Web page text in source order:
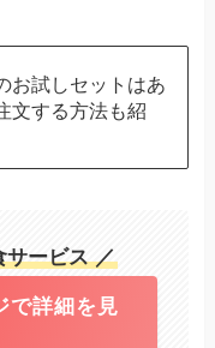
お試しセットはあ
文する方法も紹
サービス ／
で詳細を見